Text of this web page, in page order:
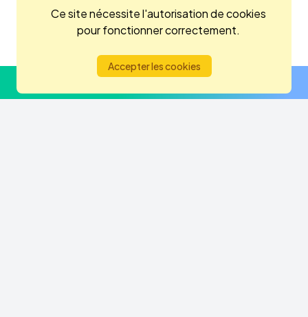
Ce site nécessite l'autorisation de cookies
pour fonctionner correctement.
Accepter les cookies
YoutubeTwitterInstagramLinkedin
Mentions légales Politique de cookies
Politique de confidentialité